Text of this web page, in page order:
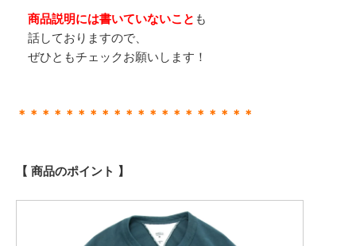
商品説明には書いていないこと も
話しておりますので、
ぜひともチェックお願いします！
＊＊＊＊＊＊＊＊＊＊＊＊＊＊＊＊＊＊＊＊
【 商品のポイント 】